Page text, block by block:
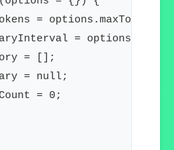
= options.maxTokens
=
= [];
= null;
= 0;